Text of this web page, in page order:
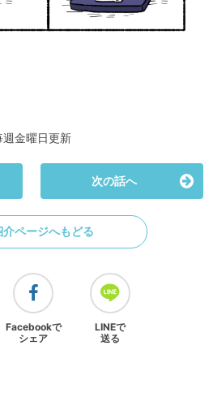
週金曜日更新
次の話へ
介ページへもどる
Facebookで
シェア
LINEで
送る